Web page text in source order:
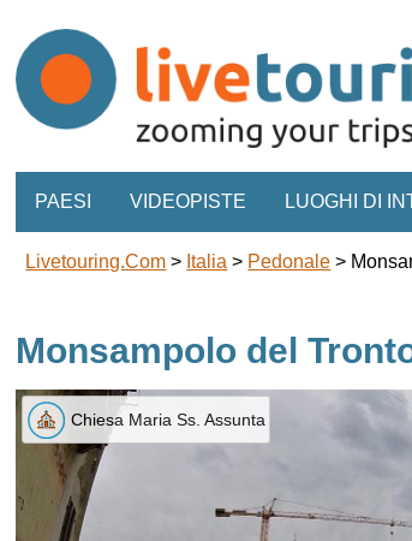
PAESI VIDEOPISTE LUOGHI DI
Livetouring.com > Italia > Pedonale >
Monsampolo del
Chiesa Maria Ss. Assunta